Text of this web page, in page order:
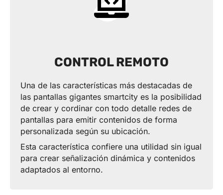
CONTROL REMOTO
Una de las características más destacadas de
las pantallas gigantes smartcity es la posibilidad
de crear y cordinar con todo detalle redes de
pantallas para emitir contenidos de forma
personalizada según su ubicación.
Esta característica confiere una utilidad sin igual
para crear señalización dinámica y contenidos
adaptados al entorno.